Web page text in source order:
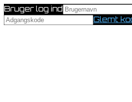
Bruger log ind
Glemt